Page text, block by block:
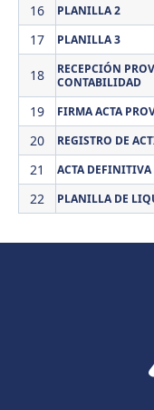
16 PLANILLA 2
17 PLANILLA 3
18
RECEPCIÓN
CONTABILIDAD
19 FIRMA ACTA
20 REGISTRO DE
21 ACTA DEFINITIVA
22 PLANILLA DE